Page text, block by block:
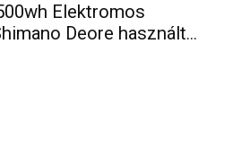
Elektromos
Deore használt